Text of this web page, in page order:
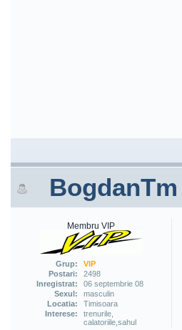
BogdanTm
Membru VIP
Grup:
VIP
Postari:
2498
Inregistrat:
06 septembrie 08
Sexul:
masculin
Locatia:
Timisoara
Interese:
trenurile,
calatoriile,sahul